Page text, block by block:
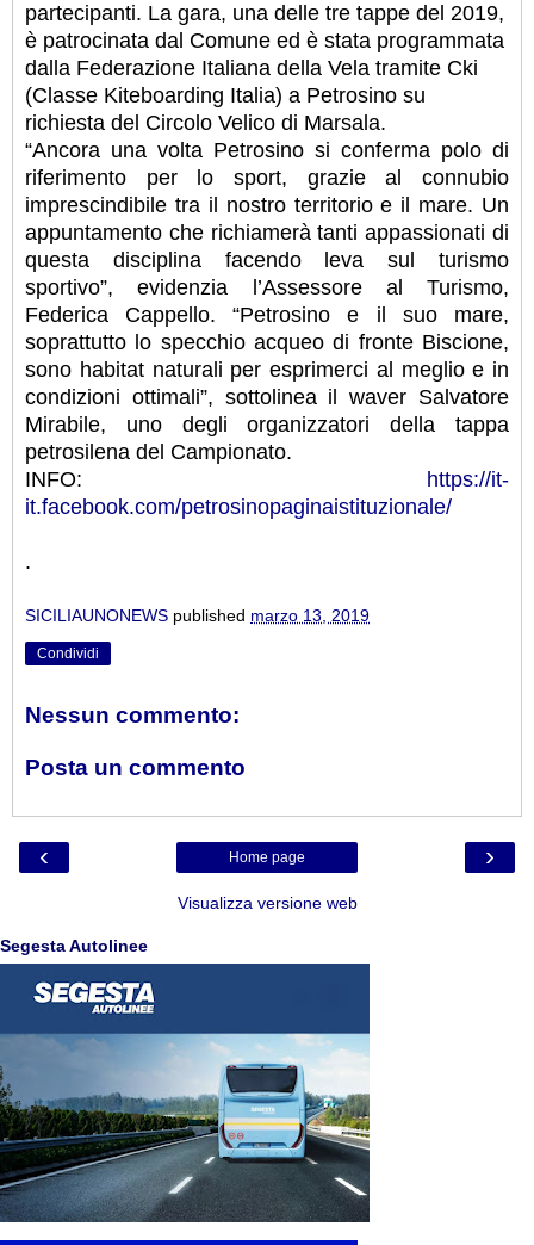
partecipanti. La gara, una delle tre tappe del 2019,
è patrocinata dal Comune ed è stata programmata
dalla Federazione Italiana della Vela tramite Cki
(Classe Kiteboarding Italia) a Petrosino su
richiesta del Circolo Velico di Marsala.
“Ancora una volta Petrosino si conferma polo di
riferimento per lo sport, grazie al connubio
imprescindibile tra il nostro territorio e il mare. Un
appuntamento che richiamerà tanti appassionati di
questa disciplina facendo leva sul turismo
sportivo”, evidenzia l’Assessore al Turismo,
Federica Cappello. “Petrosino e il suo mare,
soprattutto lo specchio acqueo di fronte Biscione,
sono habitat naturali per esprimerci al meglio e in
condizioni ottimali”, sottolinea il waver Salvatore
Mirabile, uno degli organizzatori della tappa
petrosilena del Campionato.
INFO: https://it-
it.facebook.com/petrosinopaginaistituzionale/
.
SICILIAUNONEWS published marzo 13, 2019
Condividi
Nessun commento:
Posta un commento
‹ ›
Home page
Visualizza versione web
Segesta Autolinee